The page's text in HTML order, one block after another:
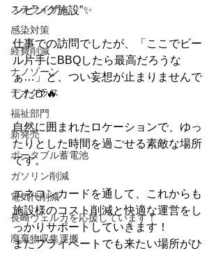
ステライザ
感染対策
経費削減
ナノゾーン
デオグラス
福祉部門
新発売
ポータブル蓄電池
ガソリン削減
電気代削減
長崎ヴェルカを応援しています！
廃棄物収集運搬
ンピング施設”✨
仕事での訪問でしたが、「ここでビー
ル片手にBBQしたら最高だろうな
ぁ…」と、つい妄想が止まりませんで
した🍺🔥
自然に囲まれたロケーションで、ゆっ
たりとした時間を過ごせる素敵な場所
です。
エネコンカードを通して、これからも
施設様のコスト削減と快適な運営をし
っかりサポートしていきます！
またプライベートでも来たい場所がひ